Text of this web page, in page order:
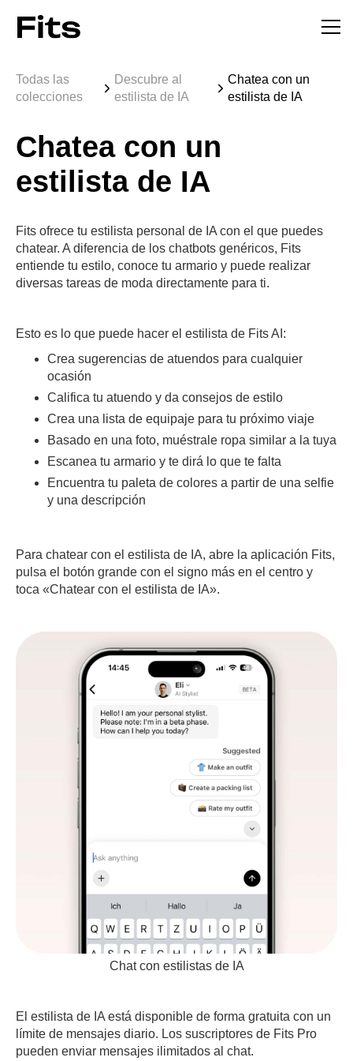
Todas las
colecciones
Descubre al
estilista de IA
Chatea con un
estilista de IA
Chatea con un
estilista de IA
Fits ofrece tu estilista personal de IA con el que puedes
chatear. A diferencia de los chatbots genéricos, Fits
entiende tu estilo, conoce tu armario y puede realizar
diversas tareas de moda directamente para ti.
Esto es lo que puede hacer el estilista de Fits AI:
Crea sugerencias de atuendos para cualquier
ocasión
Califica tu atuendo y da consejos de estilo
Crea una lista de equipaje para tu próximo viaje
Basado en una foto, muéstrale ropa similar a la tuya
Escanea tu armario y te dirá lo que te falta
Encuentra tu paleta de colores a partir de una selfie
y una descripción
Para chatear con el estilista de IA, abre la aplicación Fits,
pulsa el botón grande con el signo más en el centro y
toca «Chatear con el estilista de IA».
Chat con estilistas de IA
El estilista de IA está disponible de forma gratuita con un
límite de mensajes diario. Los suscriptores de Fits Pro
pueden enviar mensajes ilimitados al chat.